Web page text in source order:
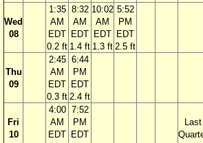
Wed
08
1:35
AM
EDT
0.2 ft
8:32
AM
EDT
1.4 ft
10:02
AM
EDT
1.3 ft
5:52
PM
EDT
2.5 ft
Thu
09
2:45
AM
EDT
0.3 ft
6:44
PM
EDT
2.4 ft
Fri
10
4:00
AM
EDT
7:52
PM
EDT
Last